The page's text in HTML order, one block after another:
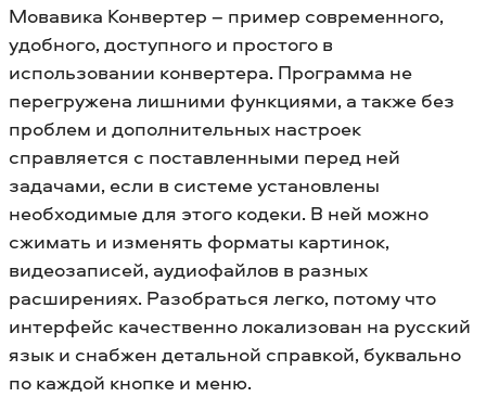
Мовавика Конвертер – пример современного,
удобного, доступного и простого в
использовании конвертера. Программа не
перегружена лишними функциями, а также без
проблем и дополнительных настроек
справляется с поставленными перед ней
задачами, если в системе установлены
необходимые для этого кодеки. В ней можно
сжимать и изменять форматы картинок,
видеозаписей, аудиофайлов в разных
расширениях. Разобраться легко, потому что
интерфейс качественно локализован на русский
язык и снабжен детальной справкой, буквально
по каждой кнопке и меню.